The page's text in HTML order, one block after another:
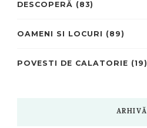
DESCOPERĂ (83)
OAMENI SI LOCURI (89)
POVESTI DE CALATORIE (19)
ARHIVĂ